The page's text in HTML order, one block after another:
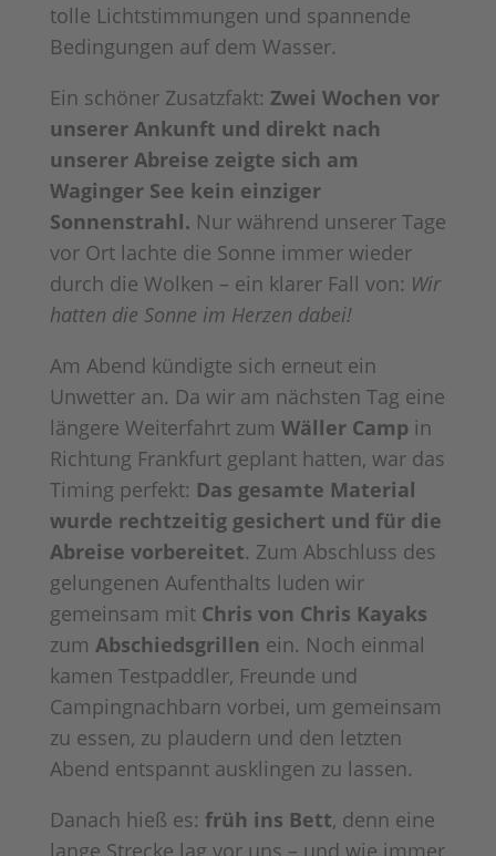
tolle Lichtstimmungen und spannende
Bedingungen auf dem Wasser.
Ein schöner Zusatzfakt: Zwei Wochen vor
unserer Ankunft und direkt nach
unserer Abreise zeigte sich am
Waginger See kein einziger
Sonnenstrahl. Nur während unserer Tage
vor Ort lachte die Sonne immer wieder
durch die Wolken – ein klarer Fall von: Wir
hatten die Sonne im Herzen dabei!
Am Abend kündigte sich erneut ein
Unwetter an. Da wir am nächsten Tag eine
längere Weiterfahrt zum Wäller Campin
Richtung Frankfurt geplant hatten, war das
Timing perfekt: Das gesamte Material
wurde rechtzeitig gesichert und für die
Abreise vorbereitet. Zum Abschluss des
gelungenen Aufenthalts luden wir
gemeinsam mit Chris von Chris Kayaks
zum Abschiedsgrillen ein. Noch einmal
kamen Testpaddler, Freunde und
Campingnachbarn vorbei, um gemeinsam
zu essen, zu plaudern und den letzten
Abend entspannt ausklingen zu lassen.
Danach hieß es: früh ins Bett, denn eine
lange Strecke lag vor uns – und wie immer